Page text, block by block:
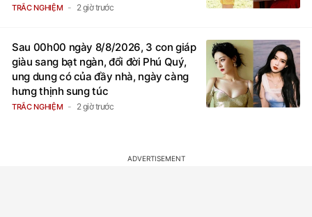
TRẮC NGHIỆM 2 giờ trước
Sau 00h00 ngày 8/8/2026, 3 con giáp
giàu sang bạt ngàn, đổi đời Phú Quý,
ung dung có của đầy nhà, ngày càng
hưng thịnh sung túc
TRẮC NGHIỆM 2 giờ trước